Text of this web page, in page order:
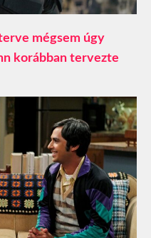
mégsem úgy
korábban tervezte